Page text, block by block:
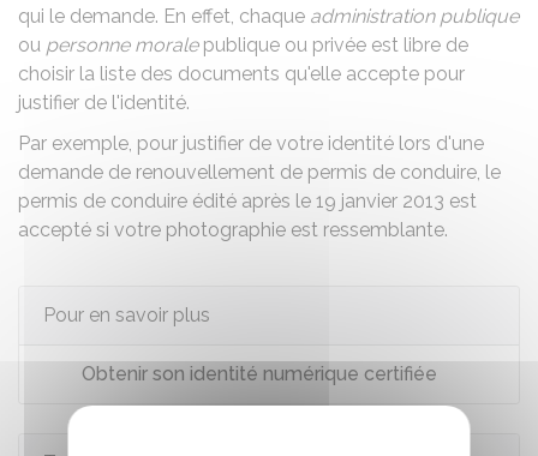
qui le demande. En effet, chaque administration publique
ou personne moralepublique ou privée est libre de
choisir la liste des documents qu'elle accepte pour
justifier de l'identité.
Par exemple, pour justifier de votre identité lors d'une
demande de renouvellement de permis de conduire, le
permis de conduire édité après le 19 janvier 2013 est
accepté si votre photographie est ressemblante.
Pour en savoir plus
Obtenir son identité numérique certifiée